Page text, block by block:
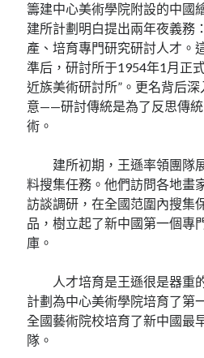
籌建中心美術學院附設的中國
建所計劃明白提出兩年夜義務
產、培育專門研究研討人才。
準后，研討所于1954年1月正
近族美術研討所”。更名背后
意——研討傳統是為了反思傳
術。
建所初期，王遜率領團隊
料搜集任務。他們訪問各地畫
訪談調研，在全國范圍內搜集
品，樹立起了新中國第一個專
庫。
人才培育是王遜很是器重
計劃為中心美術學院培育了第
全國藝術院校培育了新中國最
隊。